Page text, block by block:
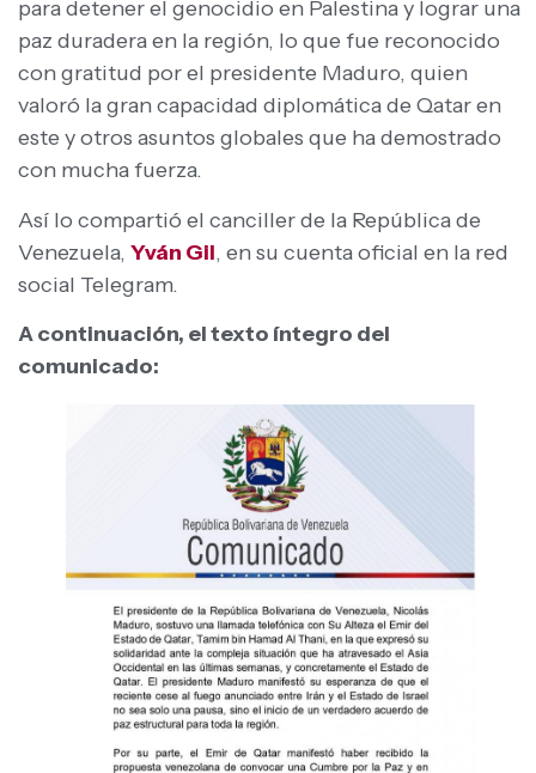
para detener el genocidio en Palestina y lograr una
paz duradera en la región, lo que fue reconocido
con gratitud por el presidente Maduro, quien
valoró la gran capacidad diplomática de Qatar en
este y otros asuntos globales que ha demostrado
con mucha fuerza.
Así lo compartió el canciller de la República de
Venezuela, Yván Gil, en su cuenta oficial en la red
social Telegram.
A continuación, el texto íntegro del
comunicado: